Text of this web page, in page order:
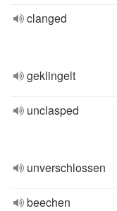
clanged
geklingelt
unclasped
unverschlossen
beechen